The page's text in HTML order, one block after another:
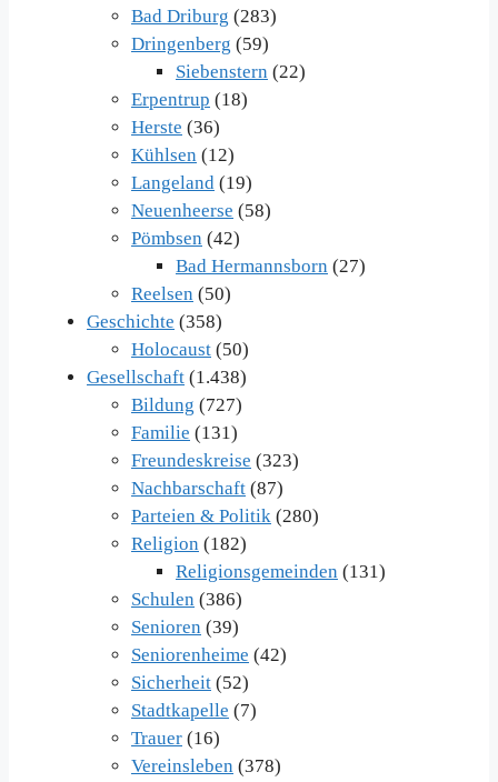
Bad Driburg (283)
Dringenberg (59)
Siebenstern (22)
Erpentrup (18)
Herste (36)
Kühlsen (12)
Langeland (19)
Neuenheerse (58)
Pömbsen (42)
Bad Hermannsborn (27)
Reelsen (50)
Geschichte (358)
Holocaust (50)
Gesellschaft (1.438)
Bildung (727)
Familie (131)
Freundeskreise (323)
Nachbarschaft (87)
Parteien & Politik (280)
Religion (182)
Religionsgemeinden (131)
Schulen (386)
Senioren (39)
Seniorenheime (42)
Sicherheit (52)
Stadtkapelle (7)
Trauer (16)
Vereinsleben (378)